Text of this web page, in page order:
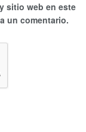
sitio web en este
un comentario.